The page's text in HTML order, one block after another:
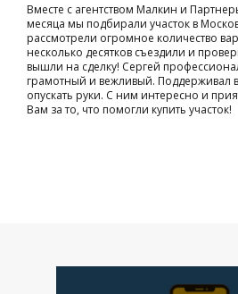
Вместе с агентством Малкин и
месяца мы подбирали участок в
рассмотрели огромное количество
несколько десятков съездили и
вышли на сделку! Сергей
грамотный и вежливый. Поддерживал
опускать руки. С ним интересно и
Вам за то, что помогли купить участок!